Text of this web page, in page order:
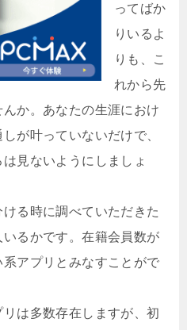
ってばか
りいるよ
りも、こ
れから先
か。あなたの生涯におけ
が叶っていないだけで、
見ないようにしましょ
る時に調べていただきた
るかです。在籍会員数が
アプリとみなすことがで
は多数存在しますが、初